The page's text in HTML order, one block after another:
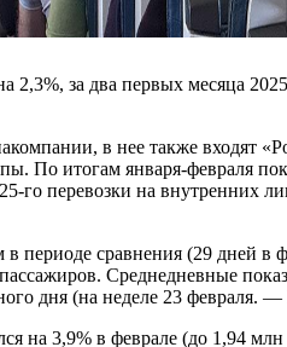
2,3%, за два первых месяца
в нее также входят
По итогам января-февраля
го перевозки на
периоде сравнения (29 дней
Среднедневные
дня (на неделе 23
на 3,9% в феврале (до 1,94